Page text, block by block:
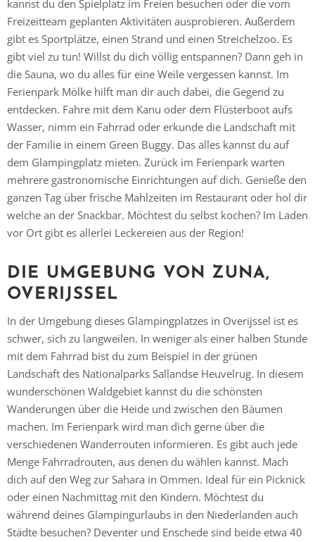
kannst du den Spielplatz im Freien besuchen oder die vom
Freizeitteam geplanten Aktivitäten ausprobieren. Außerdem
gibt es Sportplätze, einen Strand und einen Streichelzoo. Es
gibt viel zu tun! Willst du dich völlig entspannen? Dann geh in
die Sauna, wo du alles für eine Weile vergessen kannst. Im
Ferienpark Mölke hilft man dir auch dabei, die Gegend zu
entdecken. Fahre mit dem Kanu oder dem Flüsterboot aufs
Wasser, nimm ein Fahrrad oder erkunde die Landschaft mit
der Familie in einem Green Buggy. Das alles kannst du auf
dem Glampingplatz mieten. Zurück im Ferienpark warten
mehrere gastronomische Einrichtungen auf dich. Genieße den
ganzen Tag über frische Mahlzeiten im Restaurant oder hol dir
welche an der Snackbar. Möchtest du selbst kochen? Im Laden
vor Ort gibt es allerlei Leckereien aus der Region!
DIE UMGEBUNG VON ZUNA,
OVERIJSSEL
In der Umgebung dieses Glampingplatzes in Overijssel ist es
schwer, sich zu langweilen. In weniger als einer halben Stunde
mit dem Fahrrad bist du zum Beispiel in der grünen
Landschaft des Nationalparks Sallandse Heuvelrug. In diesem
wunderschönen Waldgebiet kannst du die schönsten
Wanderungen über die Heide und zwischen den Bäumen
machen. Im Ferienpark wird man dich gerne über die
verschiedenen Wanderrouten informieren. Es gibt auch jede
Menge Fahrradrouten, aus denen du wählen kannst. Mach
dich auf den Weg zur Sahara in Ommen. Ideal für ein Picknick
oder einen Nachmittag mit den Kindern. Möchtest du
während deines Glampingurlaubs in den Niederlanden auch
Städte besuchen? Deventer und Enschede sind beide etwa 40
Vielen Dank für das Abonnieren unseres Newsletters.